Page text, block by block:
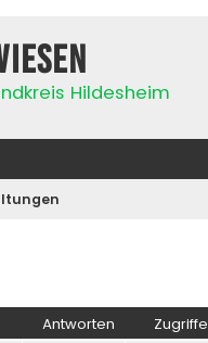
Hildesheim
Antworten Zugriffe